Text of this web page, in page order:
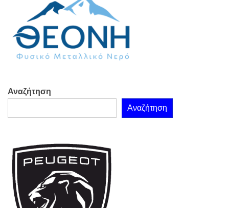
Αναζήτηση
Αναζήτηση